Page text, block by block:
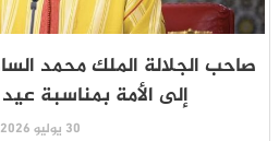
صاحب الجلالة الملك محمد
إلى الأمة بمناسبة
30 يوليو 2026